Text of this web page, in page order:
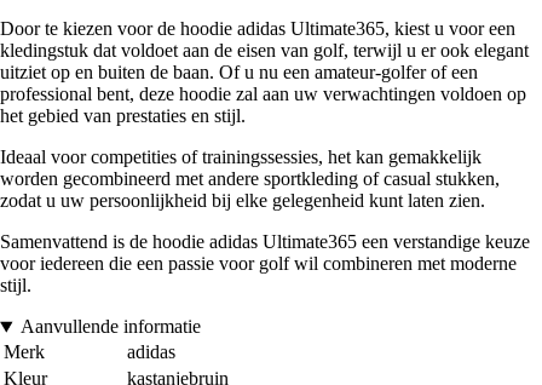
Door te kiezen voor de hoodie adidas Ultimate365, kiest u voor een
kledingstuk dat voldoet aan de eisen van golf, terwijl u er ook elegant
uitziet op en buiten de baan. Of u nu een amateur-golfer of een
professional bent, deze hoodie zal aan uw verwachtingen voldoen op
het gebied van prestaties en stijl.
Ideaal voor competities of trainingssessies, het kan gemakkelijk
worden gecombineerd met andere sportkleding of casual stukken,
zodat u uw persoonlijkheid bij elke gelegenheid kunt laten zien.
Samenvattend is de hoodie adidas Ultimate365 een verstandige keuze
voor iedereen die een passie voor golf wil combineren met moderne
stijl.
Aanvullende informatie
Merk
adidas
Kleur
kastanjebruin